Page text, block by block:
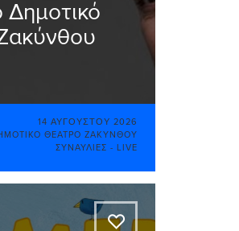
Δημοτικό
14 ΑΥΓΟΎΣΤΟΥ 2026
ΘΈΑΤΡΟ ΖΑΚΎΝΘΟΥ
ΣΥΝΑΥΛΊΕΣ - LIVE
A